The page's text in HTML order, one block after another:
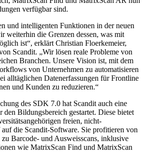
verfügbar sind.
und intelligenten Funktionen in der neuen
weiterhin die Grenzen dessen, was mit
ist“, erklärt Christian Floerkemeier,
Scandit. „Wir lösen reale Probleme von
Branchen. Unsere Vision ist, mit dem
von Unternehmen zu automatisieren
alltäglichen Datenerfassungen für Frontline
und Kunden zu reduzieren.“
des SDK 7.0 hat Scandit auch eine
den Bildungsbereich gestartet. Diese bietet
freien, nicht-
die Scandit-Software. Sie profitieren von
Barcode- und Ausweisscans, inklusive
wie MatrixScan Find und MatrixScan